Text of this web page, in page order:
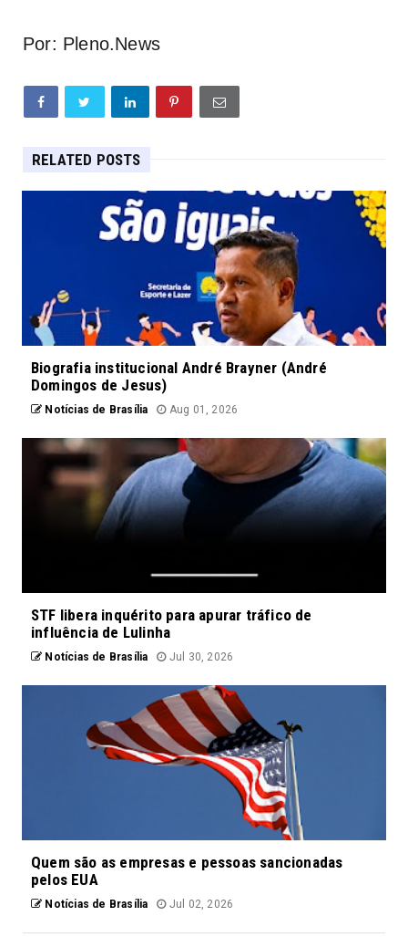
Por: Pleno.News
RELATED POSTS
Biografia institucional André Brayner (André
Domingos de Jesus)
Notícias de Brasília Aug 01, 2026
STF libera inquérito para apurar tráfico de
influência de Lulinha
Notícias de Brasília Jul 30, 2026
Quem são as empresas e pessoas sancionadas
pelos EUA
Notícias de Brasília Jul 02, 2026